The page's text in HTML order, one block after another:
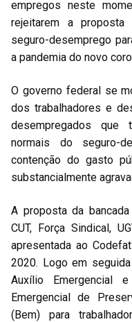
empregos neste
rejeitarem a
seguro-desemprego
a pandemia do novo
O governo federal se
dos trabalhadores e
desempregados que
normais do seguro-
contenção do gasto
substancialmente
A proposta da
CUT, Força Sindical,
apresentada ao
2020. Logo em
Auxílio Emergencial
Emergencial de
(Bem) para